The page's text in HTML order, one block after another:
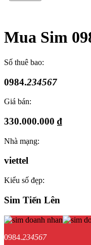
Mua Sim
Số thuê bao:
0984.234567
Giá bán:
330.000.000 ₫
Nhà mạng:
viettel
Kiểu số đẹp:
Sim Tiến Lên
0984.234567